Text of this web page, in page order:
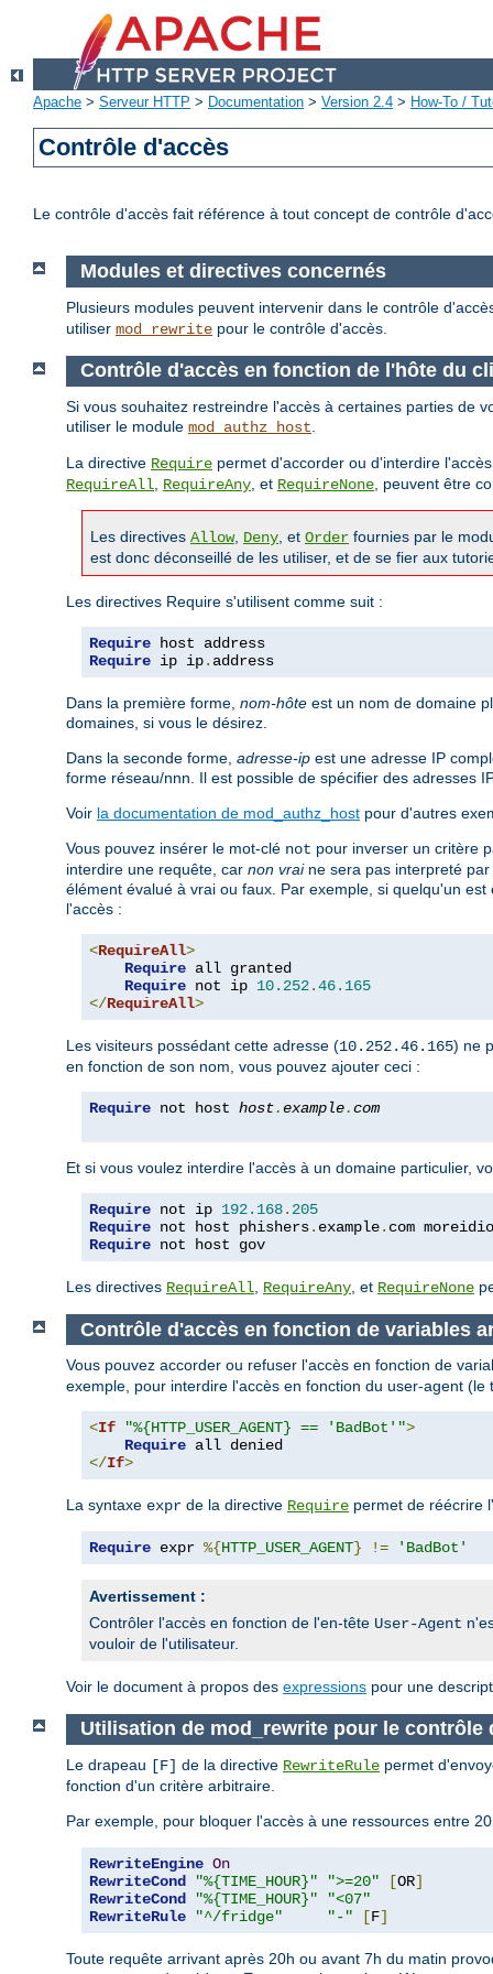
Apache > Serveur HTTP > Documentation > Version 2.4 > How-To /
Contrôle d'accès
Le contrôle d'accès fait référence à tout concept de contrôle
Modules et directives concernés
Plusieurs modules peuvent intervenir dans le contrôle
utiliser mod_rewrite pour le contrôle d'accès.
Contrôle d'accès en fonction de l'hôte du
Si vous souhaitez restreindre l'accès à certaines parties de
utiliser le module mod_authz_host
La directive Require permet d'accorder ou d'interdire
RequireAll RequireAny , et RequireNone , peuvent être
Les directives Allow, Deny , et Order fournies par le
est donc déconseillé de les utiliser, et de se fier aux
Les directives Require s'utilisent comme suit :
Require
Require ip ip. address
Dans la première forme, nom-hôte est un nom de domaine
domaines, si vous le désirez.
Dans la seconde forme, adresse-ip est une adresse IP
forme réseau/nnn. Il est possible de spécifier des adresses
Voir la documentation de mod_authz_host pour d'autres
Vous pouvez insérer le mot-clé not pour inverser un critère
interdire une requête, car non vraine sera pas interpreté
élément évalué à vrai ou faux. Par exemple, si quelqu'un
l'accès :
<RequireAll>
Require all granted
Require not ip 10.252.46.165
</RequireAll>
Les visiteurs possédant cette adresse (10.252.46.165) ne
en fonction de son nom, vous pouvez ajouter ceci :
Require not host host.example.com
Et si vous voulez interdire l'accès à un domaine particulier,
Require not ip 192.168. 205
Require not host phishers. example. com
Require not host gov
Les directives RequireAll RequireAny , et RequireNone
Contrôle d'accès en fonction de variables
Vous pouvez accorder ou refuser l'accès en fonction de
exemple, pour interdire l'accès en fonction du user-agent
<If "%{HTTP_USER_AGENT} == 'BadBot'">
Require
</If>
La syntaxe expr de la directive Require permet de réécrire
Require expr %{HTTP_USER_AGENT} != 'BadBot'
Avertissement :
Contrôler l'accès en fonction de l'en-tête User-Agent
vouloir de l'utilisateur.
Voir le document à propos des expressions pour une
Utilisation de mod_rewrite pour le contrôle
Le drapeau [F] de la directive RewriteRule permet
fonction d'un critère arbitraire.
Par exemple, pour bloquer l'accès à une ressources entre
RewriteEngine On
RewriteCond
"%{TIME_HOUR}" ">=20" [OR]
RewriteCond
"%{TIME_HOUR}"
"<07"
RewriteRule
"^/fridge" "-" [F]
Toute requête arrivant après 20h ou avant 7h du matin